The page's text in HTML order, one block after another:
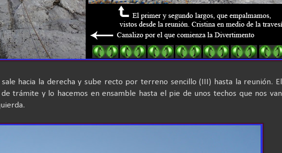
sale hacia la derecha y sube recto por terreno sencillo (III) hasta la reunión. El
de trámite y lo hacemos en ensamble hasta el pie de unos techos que nos van